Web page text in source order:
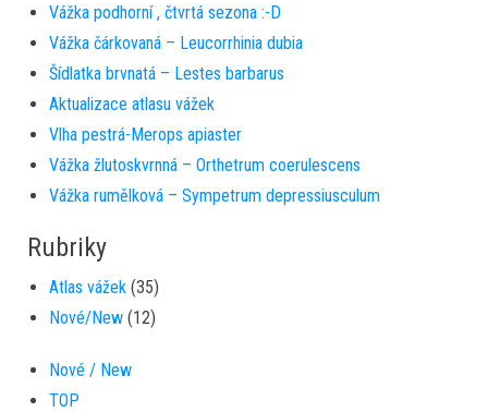
Vážka podhorní , čtvrtá sezona :-D
Vážka čárkovaná – Leucorrhinia dubia
Šídlatka brvnatá – Lestes barbarus
Aktualizace atlasu vážek
Vlha pestrá-Merops apiaster
Vážka žlutoskvrnná – Orthetrum coerulescens
Vážka rumělková – Sympetrum depressiusculum
Rubriky
Atlas vážek (35)
Nové/New (12)
Nové / New
TOP